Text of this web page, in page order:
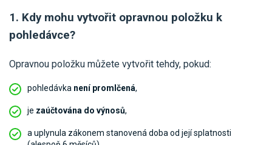
1. Kdy mohu vytvořit opravnou položku k
pohledávce?
Opravnou položku můžete vytvořit tehdy, pokud:
pohledávka není promlčená,
je zaúčtována do výnosů,
a uplynula zákonem stanovená doba od její splatnosti